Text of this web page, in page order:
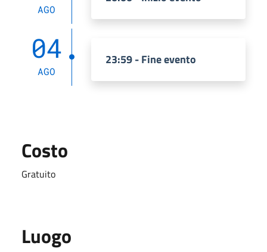
AGO
04
AGO
23:59 - Fine evento
Costo
Gratuito
Luogo